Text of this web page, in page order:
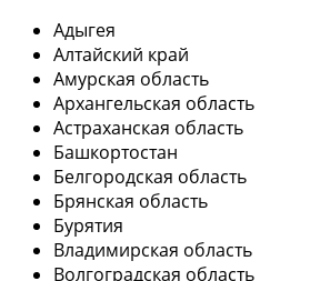
Адыгея
Алтайский край
Амурская область
Архангельская область
Астраханская область
Башкортостан
Белгородская область
Брянская область
Бурятия
Владимирская область
Волгоградская область